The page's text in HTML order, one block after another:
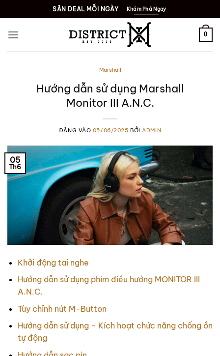
qua
nội
SĂN DEAL MỖI NGÀY Khám Phá Ngay
0
Marshall
Hướng dẫn sử dụng Marshall
Monitor III A.N.C.
ĐĂNG VÀO 05/06/2025 BỞI ADMIN
05
Th6
Khởi động tai nghe
Hướng dẫn sử dụng phím điều hướng MONITOR III
A.N.C.
Tùy chỉnh nút M-Button
Hướng dẫn sử dụng – Kích hoạt chức năng chống ồn
tự động